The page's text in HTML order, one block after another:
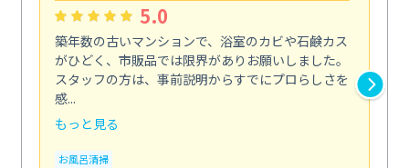
5.0
築年数の古いマンションで、浴室のカビや石鹸カス
がひどく、市販品では限界がありお願いしました。
スタッフの方は、事前説明からすでにプロらしさを
感...
もっと見る
お風呂清掃